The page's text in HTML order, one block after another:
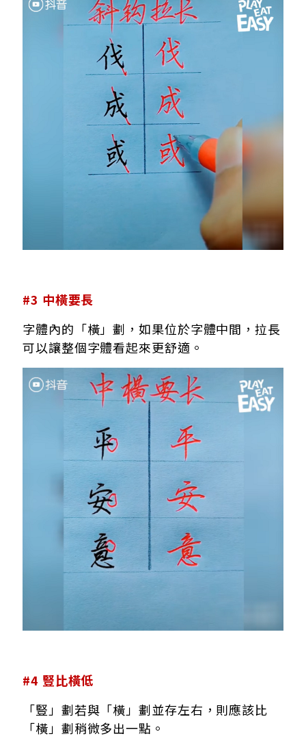
#3 中橫要長
字體內的「橫」劃，如果位於字體中間，拉長
可以讓整個字體看起來更舒適。
#4 豎比橫低
「豎」劃若與「橫」劃並存左右，則應該比
「橫」劃稍微多出一點。